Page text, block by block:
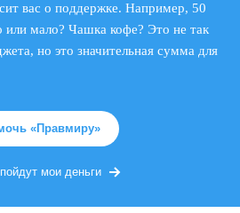
вас о поддержке. Например, 50
или мало? Чашка кофе? Это не так
но это значительная сумма для
«Правмиру»
мои деньги